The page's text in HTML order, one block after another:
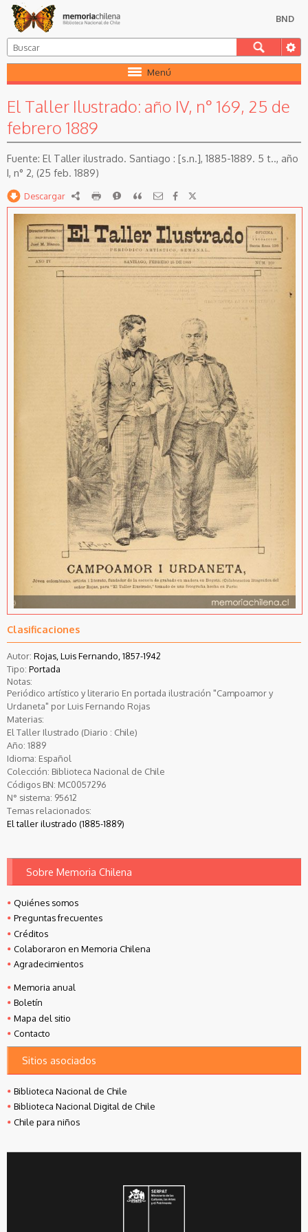
BND
Menú
El Taller Ilustrado: año IV, n° 169, 25 de
febrero 1889
El Taller ilustrado. Santiago : [s.n.], 1885-1889. 5 t.., año
I, n° 2, (25 feb. 1889)
Descargar RDF imprimirReportarCitar
Clasificaciones
Autor: Rojas, Luis Fernando, 1857-1942
Tipo: Portada
Notas:
Periódico artístico y literario En portada ilustración "Campoamor y
Urdaneta" por Luis Fernando Rojas
Materias:
El Taller Ilustrado (Diario : Chile)
Año: 1889
Idioma: Español
Colección: Biblioteca Nacional de Chile
Códigos BN: MC0057296
N° sistema: 95612
Temas relacionados:
El taller ilustrado (1885-1889)
Sobre Memoria Chilena
Quiénes somos
Preguntas frecuentes
Créditos
Colaboraron en Memoria Chilena
Agradecimientos
Memoria anual
Boletín
Mapa del sitio
Contacto
Sitios asociados
Biblioteca Nacional de Chile
Biblioteca Nacional Digital de Chile
Chile para niños